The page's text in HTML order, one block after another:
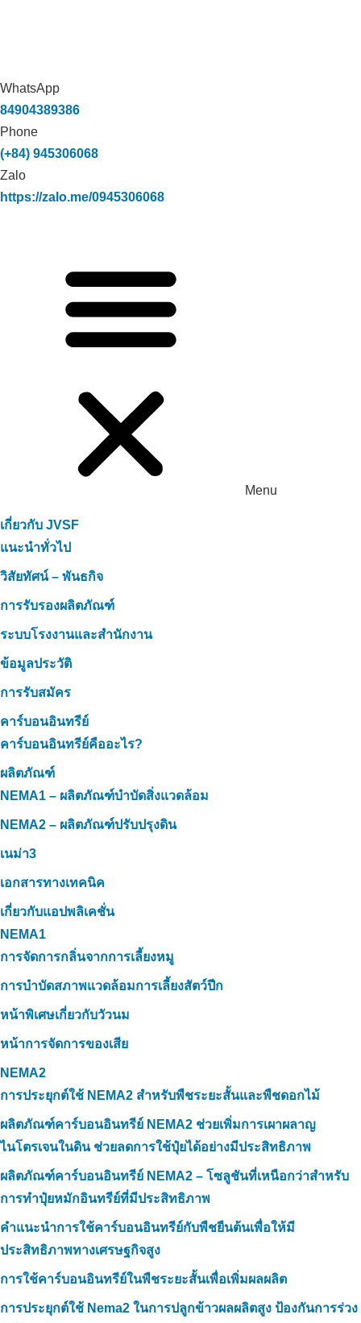
WhatsApp
84904389386
Phone
(+84) 945306068
Zalo
https://zalo.me/0945306068
Menu
เกี่ยวกับ JVSF
แนะนำทั่วไป
วิสัยทัศน์ – พันธกิจ
การรับรองผลิตภัณฑ์
ระบบโรงงานและสำนักงาน
ข้อมูลประวัติ
การรับสมัคร
คาร์บอนอินทรีย์
คาร์บอนอินทรีย์คืออะไร?
ผลิตภัณฑ์
NEMA1 – ผลิตภัณฑ์บำบัดสิ่งแวดล้อม
NEMA2 – ผลิตภัณฑ์ปรับปรุงดิน
เนม่า3
เอกสารทางเทคนิค
เกี่ยวกับแอปพลิเคชั่น
NEMA1
การจัดการกลิ่นจากการเลี้ยงหมู
การบำบัดสภาพแวดล้อมการเลี้ยงสัตว์ปีก
หน้าพิเศษเกี่ยวกับวัวนม
หน้าการจัดการของเสีย
NEMA2
การประยุกต์ใช้ NEMA2 สำหรับพืชระยะสั้นและพืชดอกไม้
ผลิตภัณฑ์คาร์บอนอินทรีย์ NEMA2 ช่วยเพิ่มการเผาผลาญ
ไนโตรเจนในดิน ช่วยลดการใช้ปุ๋ยได้อย่างมีประสิทธิภาพ
ผลิตภัณฑ์คาร์บอนอินทรีย์ NEMA2 – โซลูชันที่เหนือกว่าสำหรับ
การทำปุ๋ยหมักอินทรีย์ที่มีประสิทธิภาพ
คำแนะนำการใช้คาร์บอนอินทรีย์กับพืชยืนต้นเพื่อให้มี
ประสิทธิภาพทางเศรษฐกิจสูง
การใช้คาร์บอนอินทรีย์ในพืชระยะสั้นเพื่อเพิ่มผลผลิต
การประยุกต์ใช้ Nema2 ในการปลูกข้าวผลผลิตสูง ป้องกันการร่วง